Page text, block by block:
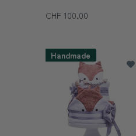
CHF 100.00
Handmade